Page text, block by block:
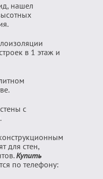
нашел
в 1 этаж и
с
для стен,
Купить
по телефону: